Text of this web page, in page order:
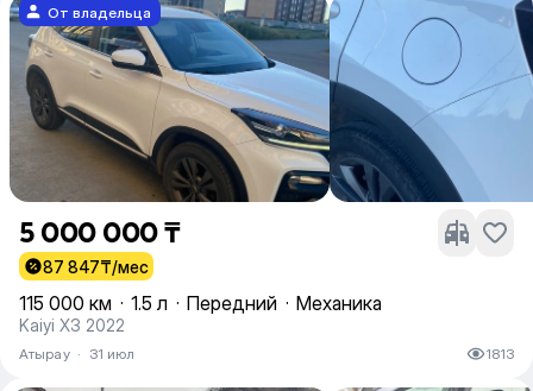
От владельца
5 000 000 ₸
87 847₸/мес
115 000 км · 1.5 л · Передний · Механика
Kaiyi X3 2022
Атырау · 31 июл 1813